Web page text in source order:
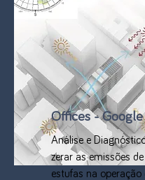
Offices -
Análise e
zerar as emissões
estufas na operação